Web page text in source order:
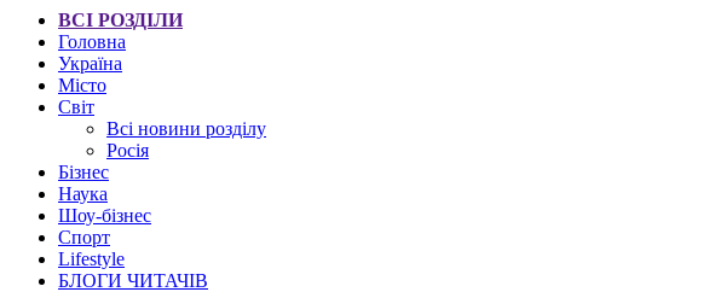
ВСІ РОЗДІЛИ
Головна
Україна
Місто
Світ
Всі новини розділу
Росія
Бізнес
Наука
Шоу-бізнес
Спорт
Lifestyle
БЛОГИ ЧИТАЧІВ